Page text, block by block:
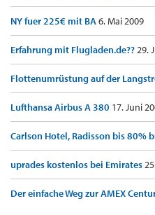
NY fuer 225€ mit BA6. Mai 2009
Erfahrung mit Flugladen.de??29.
Flottenumrüstung auf der
Lufthansa Airbus A 380 17. Juni
Carlson Hotel, Radisson bis 80%
uprades kostenlos bei Emirates
Der einfache Weg zur AMEX